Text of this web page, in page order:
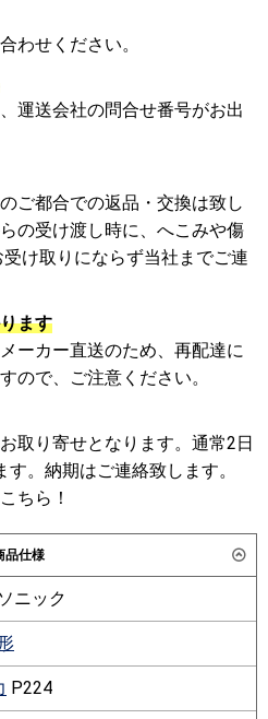
わせください。
運送会社の問合せ番号がお出
ご都合での返品・交換は致し
の受け渡し時に、へこみや傷
け取りにならず当社までご連
ます
ーカー直送のため、再配達に
ので、ご注意ください。
取り寄せとなります。通常2日
。納期はご連絡致します。
ちら！
品仕様
ニック
P224